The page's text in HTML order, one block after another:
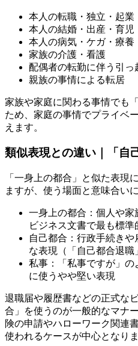
本人の転職・独立・起業
本人の結婚・出産・育児
本人の病気・ケガ・療養
家族の介護・看護
配偶者の転勤に伴う引っ
親族の事情による転居
家族や家庭に関わる事情でも
ため、家庭の事情でプライベ
えます。
類似表現との違い｜「自
「一身上の都合」と似た表現
ますが、使う場面と意味合い
一身上の都合：個人や家
ビジネス文書で最も標準
自己都合：行政手続き
な表現（「自己都合退職
私事：「私事ですが」の
に使うやや堅い表現
退職届や履歴書などの正式な
合」を使うのが一般的なマナ
険の申請やハローワーク関連
使われるケースが中心となりま